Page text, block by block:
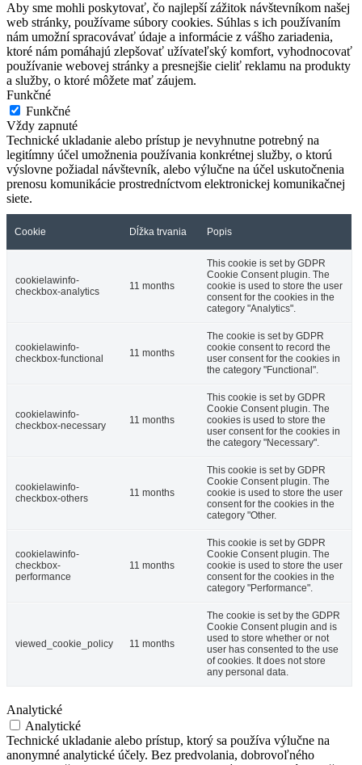
Aby sme mohli poskytovať, čo najlepší zážitok návštevníkom našej
web stránky, používame súbory cookies. Súhlas s ich používaním
nám umožní spracovávať údaje a informácie z vášho zariadenia,
ktoré nám pomáhajú zlepšovať užívateľský komfort, vyhodnocovať
používanie webovej stránky a presnejšie cieliť reklamu na produkty
a služby, o ktoré môžete mať záujem.
Funkčné
Funkčné
Vždy zapnuté
Technické ukladanie alebo prístup je nevyhnutne potrebný na
legitímny účel umožnenia používania konkrétnej služby, o ktorú
výslovne požiadal návštevník, alebo výlučne na účel uskutočnenia
prenosu komunikácie prostredníctvom elektronickej komunikačnej
siete.
Cookie Dĺžka trvania Popis
cookielawinfo-
checkbox-analytics
11 months
This cookie is set by GDPR
Cookie Consent plugin. The
cookie is used to store the user
consent for the cookies in the
category "Analytics".
cookielawinfo-
checkbox-functional
11 months
The cookie is set by GDPR
cookie consent to record the
user consent for the cookies in
the category "Functional".
cookielawinfo-
checkbox-necessary
11 months
This cookie is set by GDPR
Cookie Consent plugin. The
cookies is used to store the
user consent for the cookies in
the category "Necessary".
cookielawinfo-
checkbox-others
11 months
This cookie is set by GDPR
Cookie Consent plugin. The
cookie is used to store the user
consent for the cookies in the
category "Other.
cookielawinfo-
checkbox-
performance
11 months
This cookie is set by GDPR
Cookie Consent plugin. The
cookie is used to store the user
consent for the cookies in the
category "Performance".
viewed_cookie_policy 11 months
The cookie is set by the GDPR
Cookie Consent plugin and is
used to store whether or not
user has consented to the use
of cookies. It does not store
any personal data.
Analytické
Analytické
Technické ukladanie alebo prístup, ktorý sa používa výlučne na
anonymné analytické účely. Bez predvolania, dobrovoľného